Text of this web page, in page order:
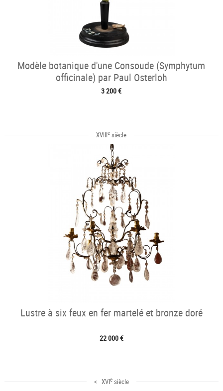
Modèle botanique d'une Consoude (Symphytum
officinale) par Paul Osterloh
3 200 €
XVIIIe siècle
Lustre à six feux en fer martelé et bronze doré
22 000 €
< XVIesiècle